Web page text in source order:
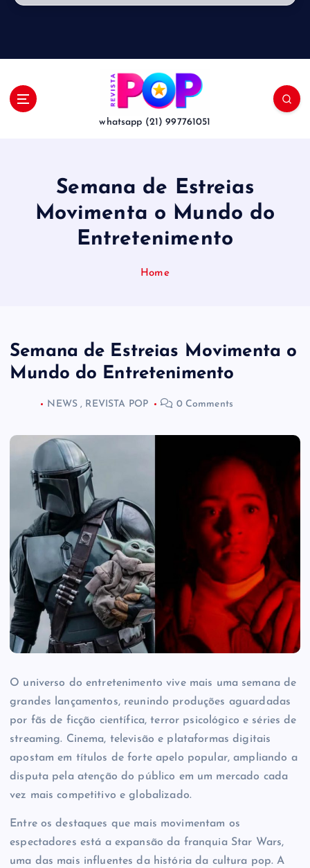
whatsapp (21) 997761051
Semana de Estreias
Movimenta o Mundo do
Entretenimento
Home
Semana de Estreias Movimenta o
Mundo do Entretenimento
NEWS, REVISTA POP 0 Comments
O universo do entretenimento vive mais uma semana de
grandes lançamentos, reunindo produções aguardadas
por fãs de ficção científica, terror psicológico e séries de
streaming. Cinema, televisão e plataformas digitais
apostam em títulos de forte apelo popular, ampliando a
disputa pela atenção do público em um mercado cada
vez mais competitivo e globalizado.
Entre os destaques que mais movimentam os
espectadores está a expansão da franquia Star Wars,
uma das mais influentes da história da cultura pop. A